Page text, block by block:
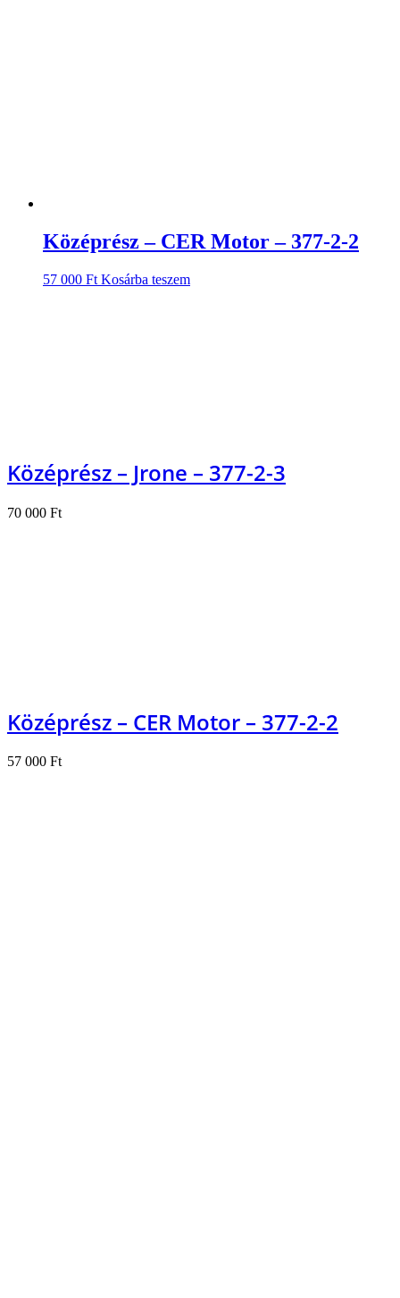
Középrész – CER Motor – 377-2-2
57 000 Ft Kosárba teszem
Középrész – Jrone – 377-2-3
70 000 Ft
Középrész – CER Motor – 377-2-2
57 000 Ft